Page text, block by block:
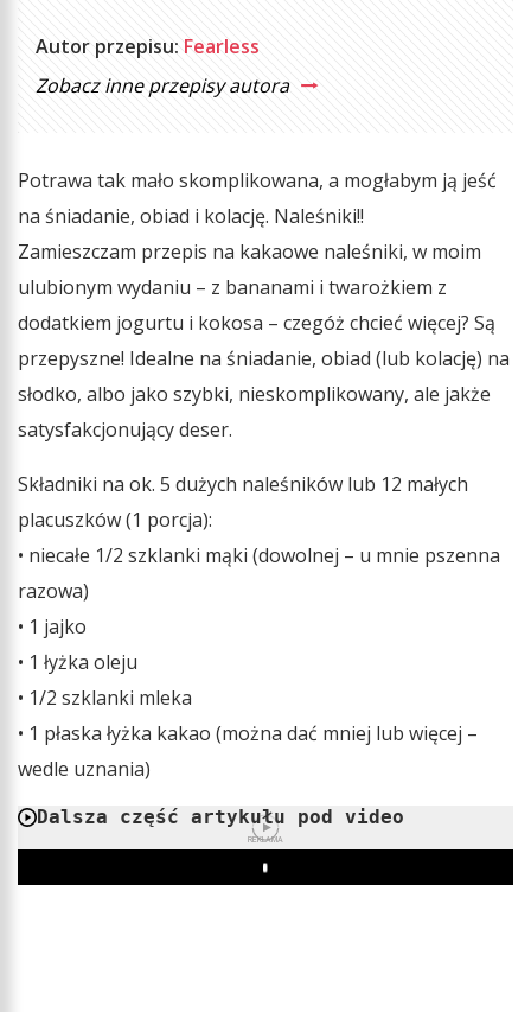
Autor przepisu: Fearless
Zobacz inne przepisy autora
Potrawa tak mało skomplikowana, a mogłabym ją jeść
na śniadanie, obiad i kolację. Naleśniki!!
Zamieszczam przepis na kakaowe naleśniki, w moim
ulubionym wydaniu – z bananami i twarożkiem z
dodatkiem jogurtu i kokosa – czegóż chcieć więcej? Są
przepyszne! Idealne na śniadanie, obiad (lub kolację) na
słodko, albo jako szybki, nieskomplikowany, ale jakże
satysfakcjonujący deser.
Składniki na ok. 5 dużych naleśników lub 12 małych
placuszków (1 porcja):
• niecałe 1/2 szklanki mąki (dowolnej – u mnie pszenna
razowa)
• 1 jajko
• 1 łyżka oleju
• 1/2 szklanki mleka
• 1 płaska łyżka kakao (można dać mniej lub więcej –
wedle uznania)
Dalsza część artykułu pod video
REKLAMA
Play